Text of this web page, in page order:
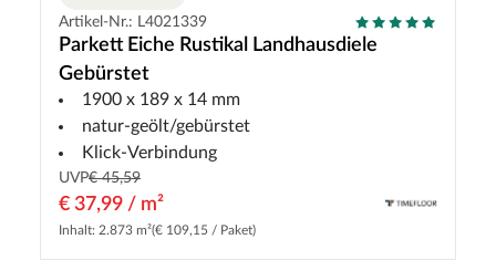
Artikel-Nr.: L4021339
Parkett Eiche Rustikal Landhausdiele
Gebürstet
1900 x 189 x 14 mm
natur-geölt/gebürstet
Klick-Verbindung
UVP€ 45,59
€ 37,99 / m²
Inhalt: 2.873 m²(€ 109,15 / Paket)